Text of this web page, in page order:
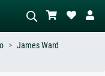
James Ward